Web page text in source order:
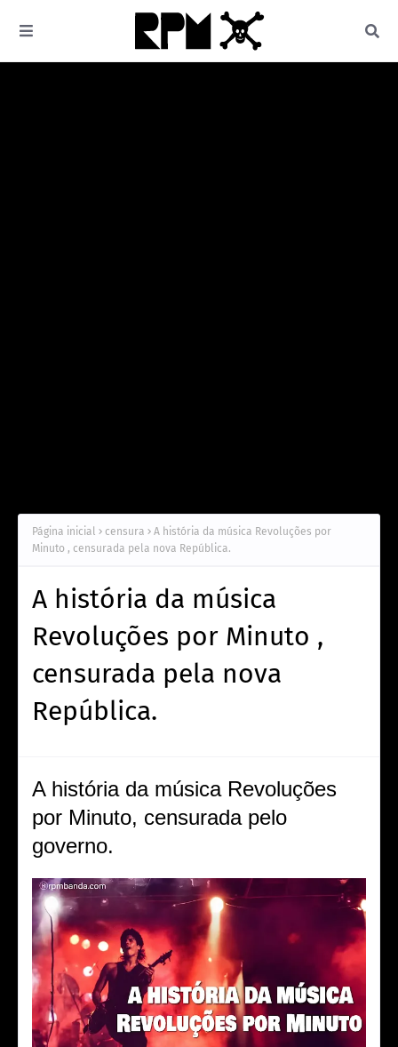
Página inicial censura
A história da música Revoluções por
Minuto , censurada pela nova República.
A história da música
Revoluções por Minuto ,
censurada pela nova
República.
A história da música Revoluções
por Minuto, censurada pelo
governo.